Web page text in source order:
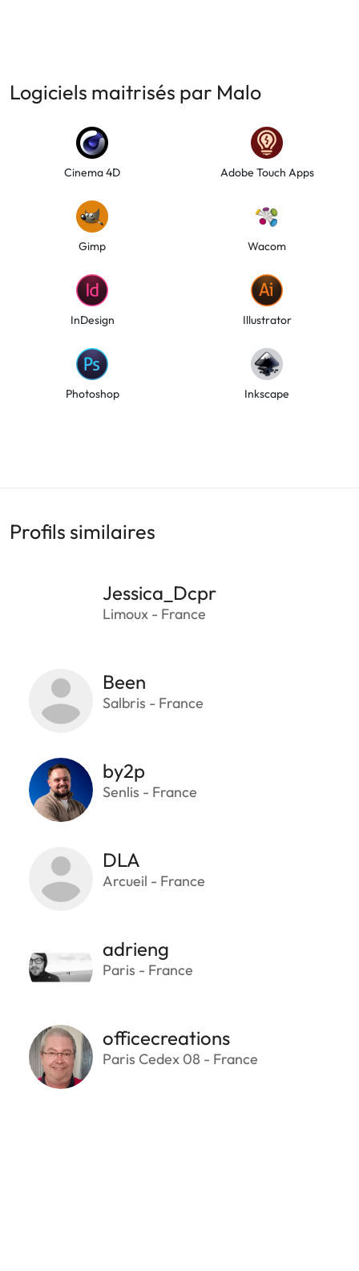
Logiciels maitrisés par Malo
Cinema 4D Adobe Touch Apps
Gimp Wacom
InDesign Illustrator
Photoshop Inkscape
Profils similaires
Jessica_Dcpr
Limoux - France
Been
Salbris - France
by2p
Senlis - France
DLA
Arcueil - France
adrieng
Paris - France
officecreations
Paris Cedex 08 - France